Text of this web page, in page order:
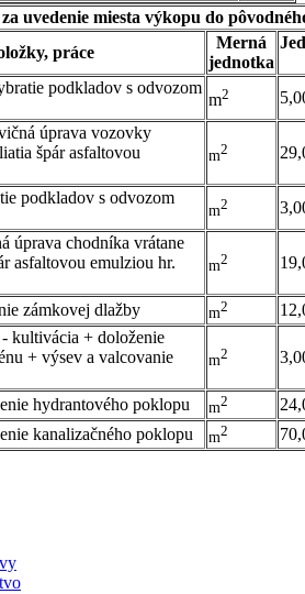
uvedenie miesta výkopu do
práce
Merná
jednotka
podkladov s odvozom
m2
úprava vozovky
špár asfaltovou
m2
podkladov s odvozom
m2
úprava chodníka vrátane
asfaltovou emulziou hr.
m2
zámkovej dlažby m2
kultivácia + doloženie
+ výsev a valcovanie
m2
hydrantového poklopu m2
kanalizačného poklopu
m2